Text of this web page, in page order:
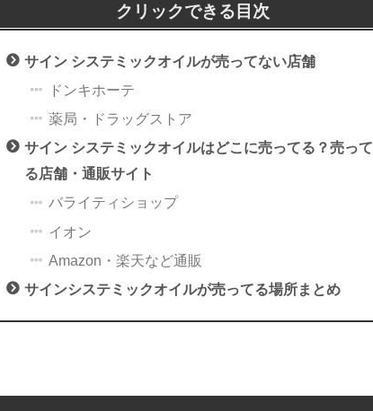
クリックできる目次
サイン システミックオイルが売ってない店舗
ドンキホーテ
薬局・ドラッグストア
サイン システミックオイルはどこに売ってる？売って
る店舗・通販サイト
バライティショップ
イオン
Amazon・楽天など通販
サインシステミックオイルが売ってる場所まとめ